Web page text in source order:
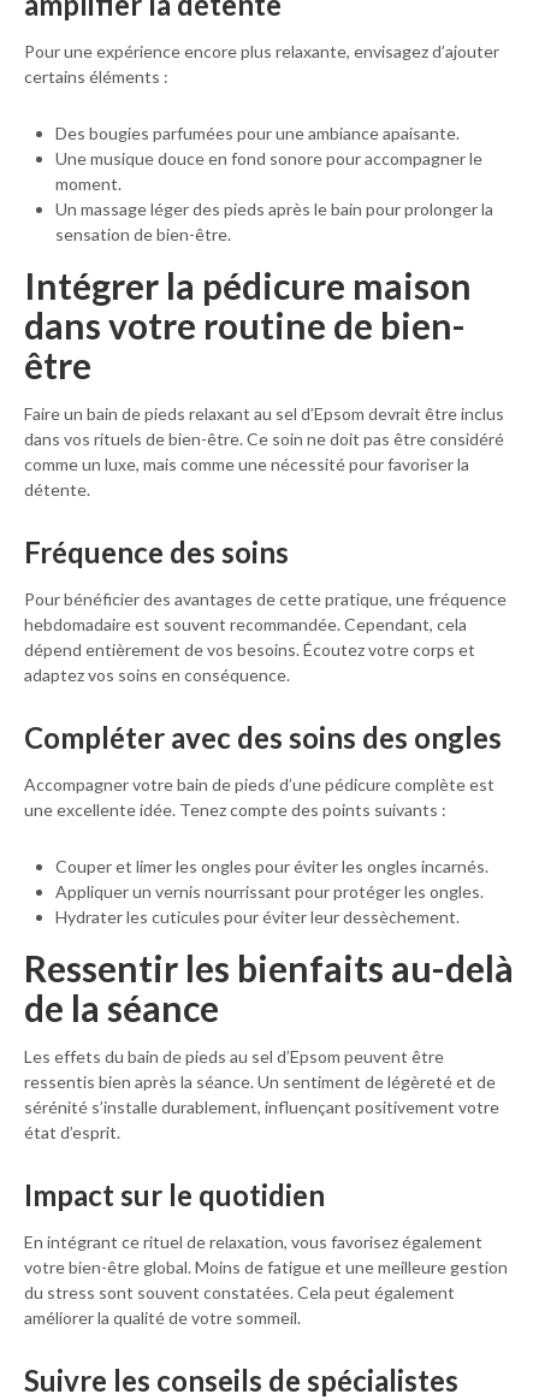
Pour une expérience encore plus relaxante, envisagez d’ajouter
certains éléments :
Des bougies parfumées pour une ambiance apaisante.
Une musique douce en fond sonore pour accompagner le
moment.
Un massage léger des pieds après le bain pour prolonger la
sensation de bien-être.
Intégrer la pédicure maison
dans votre routine de bien-
être
Faire un bain de pieds relaxant au sel d’Epsom devrait être inclus
dans vos rituels de bien-être. Ce soin ne doit pas être considéré
comme un luxe, mais comme une nécessité pour favoriser la
détente.
Fréquence des soins
Pour bénéficier des avantages de cette pratique, une fréquence
hebdomadaire est souvent recommandée. Cependant, cela
dépend entièrement de vos besoins. Écoutez votre corps et
adaptez vos soins en conséquence.
Compléter avec des soins des ongles
Accompagner votre bain de pieds d’une pédicure complète est
une excellente idée. Tenez compte des points suivants :
Couper et limer les ongles pour éviter les ongles incarnés.
Appliquer un vernis nourrissant pour protéger les ongles.
Hydrater les cuticules pour éviter leur dessèchement.
Ressentir les bienfaits au-delà
de la séance
Les effets du bain de pieds au sel d’Epsom peuvent être
ressentis bien après la séance. Un sentiment de légèreté et de
sérénité s’installe durablement, influençant positivement votre
état d’esprit.
Impact sur le quotidien
En intégrant ce rituel de relaxation, vous favorisez également
votre bien-être global. Moins de fatigue et une meilleure gestion
du stress sont souvent constatées. Cela peut également
améliorer la qualité de votre sommeil.
Suivre les conseils de spécialistes